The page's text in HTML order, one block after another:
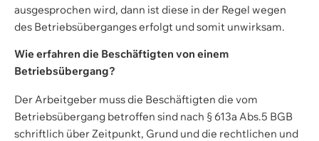
ausgesprochen wird, dann ist diese in der Regel wegen
des Betriebsüberganges erfolgt und somit unwirksam.
Wie erfahren die Beschäftigten von einem
Betriebsübergang?
Der Arbeitgeber muss die Beschäftigten die vom
Betriebsübergang betroffen sind nach § 613a Abs.5 BGB
schriftlich über Zeitpunkt, Grund und die rechtlichen und